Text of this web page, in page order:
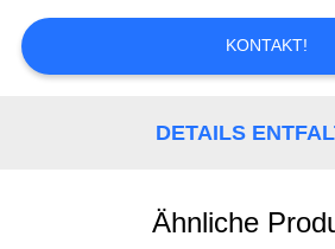
POLICY
KONTAKT!
DETAILS
Ähnliche